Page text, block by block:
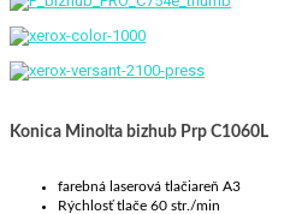
Konica Minolta bizhub Prp C1060L
farebná laserová tlačiareň A3
Rýchlosť tlače 60 str./min